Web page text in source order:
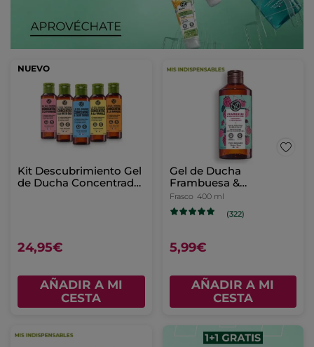
NUEVO
Kit Descubrimiento Gel
de Ducha Concentrado
24,95€
AÑADIR A MI
CESTA
Gel de Ducha
Frambuesa &
Hierbabuena
Frasco 400 ml
(322)
5,99€
AÑADIR A MI
CESTA